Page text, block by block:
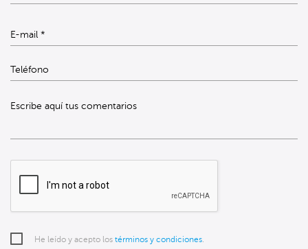
Escribe aquí tus comentarios
He leído y acepto los términos y condiciones